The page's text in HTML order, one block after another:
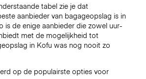
tabel zie je dat
aanbieder van bagageopslag is in
is de enige aanbieder die zowel uur-
met de mogelijkheid tot
in Kofu was nog nooit zo
op de populairste opties voor